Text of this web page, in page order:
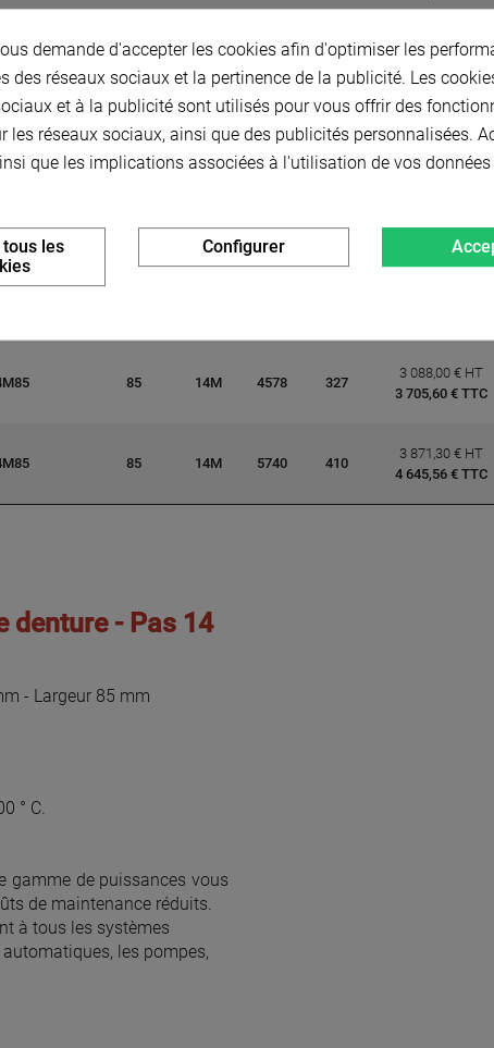
85 14M 2590 185
1 896,80 € HT
2 276,16 € TTC
55 14M 2800 200
2 050,20 € HT
2 460,24 € TTC
2 550,00 € TTC
85 14M 4578 327
3 088,00 € HT
3 705,60 € TTC
85 14M 5740 410
3 871,30 € HT
4 645,56 € TTC
denture - Pas 14
- Largeur 85 mm
° C.
gamme de puissances vous
de maintenance réduits.
à tous les systèmes
les pompes,
demande d'accepter les cookies afin d'optimiser les
des réseaux sociaux et la pertinence de la publicité. Les
et à la publicité sont utilisés pour vous offrir des
les réseaux sociaux, ainsi que des publicités personnalisées.
que les implications associées à l'utilisation de vos
tous les
Configurer